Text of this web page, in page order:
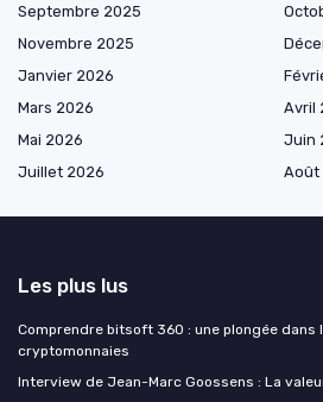
Septembre 2025
Novembre 2025
Janvier 2026
Mars 2026
Avril
Mai 2026
Juin
Juillet 2026
Août
Les plus lus
Comprendre bitsoft 360 : une plongée dans
cryptomonnaies
Interview de Jean-Marc Goossens : La